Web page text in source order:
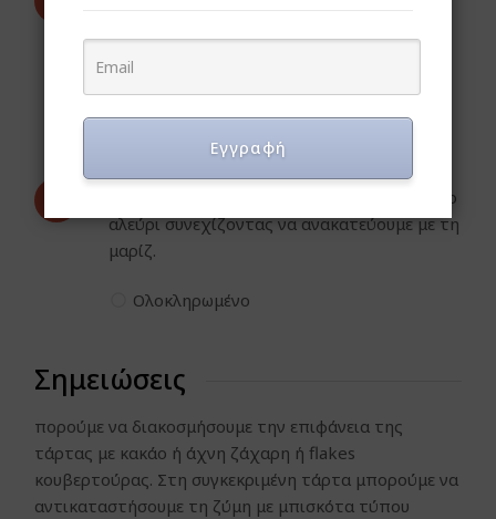
Ολοκληρωμένο
Ενσωματώνουμε απαλά και προσθέτουμε το
αλεύρι συνεχίζοντας να ανακατεύουμε με τη
μαρίζ.
Ολοκληρωμένο
Σημειώσεις
πορούμε να διακοσμήσουμε την επιφάνεια της
τάρτας με κακάο ή άχνη ζάχαρη ή flakes
κουβερτούρας. Στη συγκεκριμένη τάρτα μπορούμε να
αντικαταστήσουμε τη ζύμη με μπισκότα τύπου
Εγγραφή